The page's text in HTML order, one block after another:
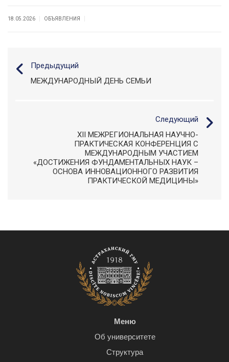
18.05.2026 ОБЪЯВЛЕНИЯ
Предыдущий
МЕЖДУНАРОДНЫЙ ДЕНЬ СЕМЬИ
Следующий
XII МЕЖРЕГИОНАЛЬНАЯ НАУЧНО-
ПРАКТИЧЕСКАЯ КОНФЕРЕНЦИЯ С
МЕЖДУНАРОДНЫМ УЧАСТИЕМ
«ДОСТИЖЕНИЯ ФУНДАМЕНТАЛЬНЫХ НАУК –
ОСНОВА ИННОВАЦИОННОГО РАЗВИТИЯ
ПРАКТИЧЕСКОЙ МЕДИЦИНЫ»
Меню
Об университете
Структура